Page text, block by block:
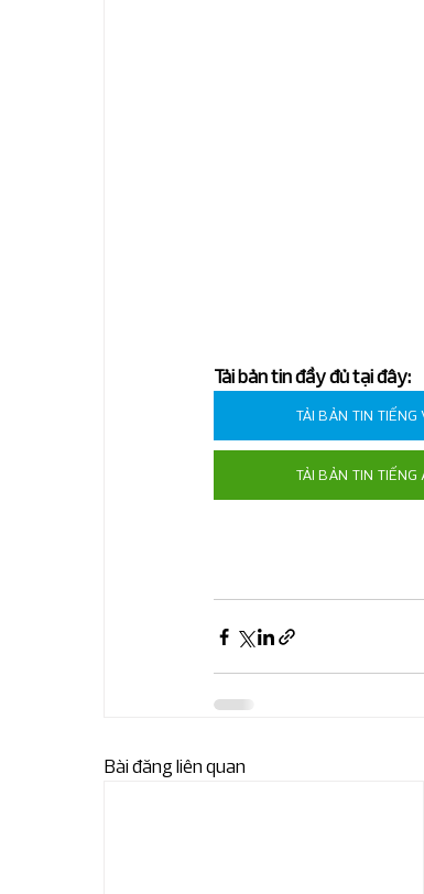
Tải bản tin đầy đủ tại đây:
TẢI BẢN TIN TIẾNG
TẢI BẢN TIN TIẾNG
Bài đăng liên quan